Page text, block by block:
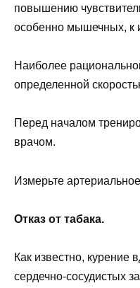
повышению
особенно мышечных, к
Наиболее
определенной
Перед началом
врачом.
Измерьте
Отказ от табака.
Как известно, курение
сердечно-сосудистых